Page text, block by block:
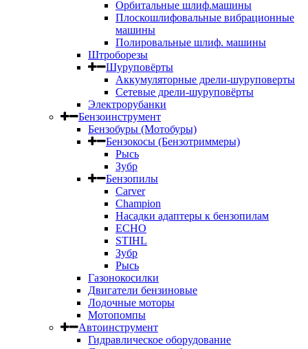
Орбитальные шлиф.машины
Плоскошлифовальные вибрационные
машины
Полировальные шлиф. машины
Штроборезы
Шуруповёрты
Аккумуляторные дрели-шуруповерты
Сетевые дрели-шуруповёрты
Электрорубанки
Бензоинструмент
Бензобуры (Мотобуры)
Бензокосы (Бензотриммеры)
Рысь
Зубр
Бензопилы
Carver
Champion
Насадки адаптеры к бензопилам
ECHO
STIHL
Зубр
Рысь
Газонокосилки
Двигатели бензиновые
Лодочные моторы
Мотопомпы
Автоинструмент
Гидравлическое оборудование